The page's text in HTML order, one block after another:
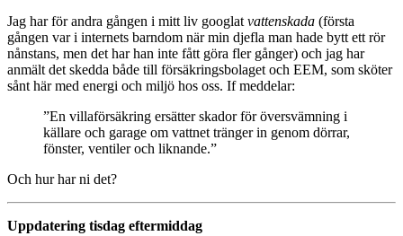
Jag har för andra gången i mitt liv googlat vattenskada (första
gången var i internets barndom när min djefla man hade bytt ett rör
nånstans, men det har han inte fått göra fler gånger) och jag har
anmält det skedda både till försäkringsbolaget och EEM, som sköter
sånt här med energi och miljö hos oss. If meddelar:
”En villaförsäkring ersätter skador för översvämning i
källare och garage om vattnet tränger in genom dörrar,
fönster, ventiler och liknande.”
Och hur har ni det?
Uppdatering tisdag eftermiddag